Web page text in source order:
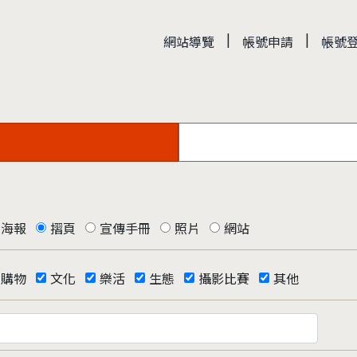
網站導覽 | 帳號申請 | 帳號
海報 摺頁 宣傳手冊 照片 網站
購物 文化 樂活 生態 攝影比賽 其他